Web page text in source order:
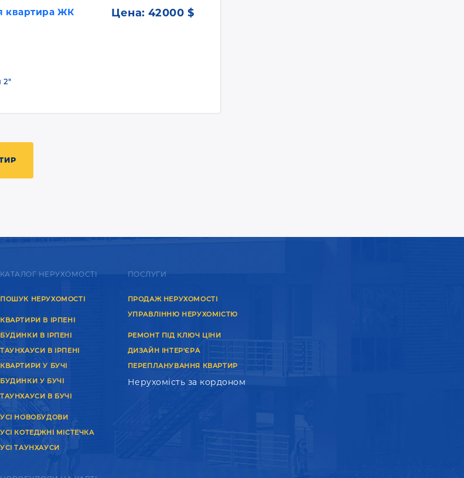
квартира ЖК
Цена: 42000 $
2"
КАТАЛОГ НЕРУХОМОСТІ
ПОШУК НЕРУХОМОСТІ
КВАРТИРИ В ІРПЕНІ
БУДИНКИ В ІРПЕНІ
ТАУНХАУСИ В ІРПЕНІ
КВАРТИРИ У БУЧІ
БУДИНКИ У БУЧІ
ТАУНХАУСИ В БУЧІ
УСІ НОВОБУДОВИ
УСІ КОТЕДЖНІ МІСТЕЧКА
УСІ ТАУНХАУСИ
ПОСЛУГИ
ПРОДАЖ НЕРУХОМОСТІ
УПРАВЛІННЮ НЕРУХОМІСТЮ
РЕМОНТ ПІД КЛЮЧ ЦІНИ
ДИЗАЙН ІНТЕР'ЄРА
ПЕРЕПЛАНУВАННЯ КВАРТИР
Нерухомість за кордоном